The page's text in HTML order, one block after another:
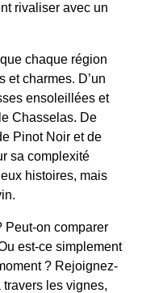
rivaliser avec un
chaque région
et charmes. D’un
ensoleillées et
Chasselas. De
Pinot Noir et de
sa complexité
histoires, mais
Peut-on comparer
est-ce simplement
? Rejoignez-
les vignes,